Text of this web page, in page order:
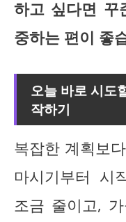
하고 싶다면 꾸
중하는 편이 좋
오늘 바로 시도
작하기
복잡한 계획보
마시기부터 시
조금 줄이고,